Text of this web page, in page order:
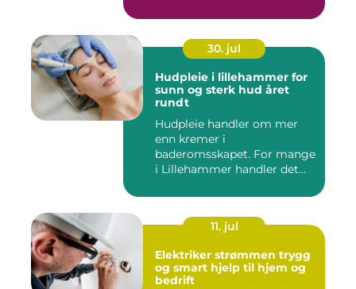
30. jul
Hudpleie i lillehammer for
sunn og sterk hud året
rundt
Hudpleie handler om mer
enn kremer i
baderomsskapet. For mange
i Lillehammer handler det
11. jul
Elektriker strømmen trygg
og smart hjelp til hjem og
bedrift